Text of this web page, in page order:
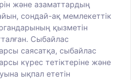
және азаматтардың
сондай-ақ мемлекеттік
қызметін
Сыбайлас
саясатқа, сыбайлас
күрес тетіктеріне және
ықпал ететін